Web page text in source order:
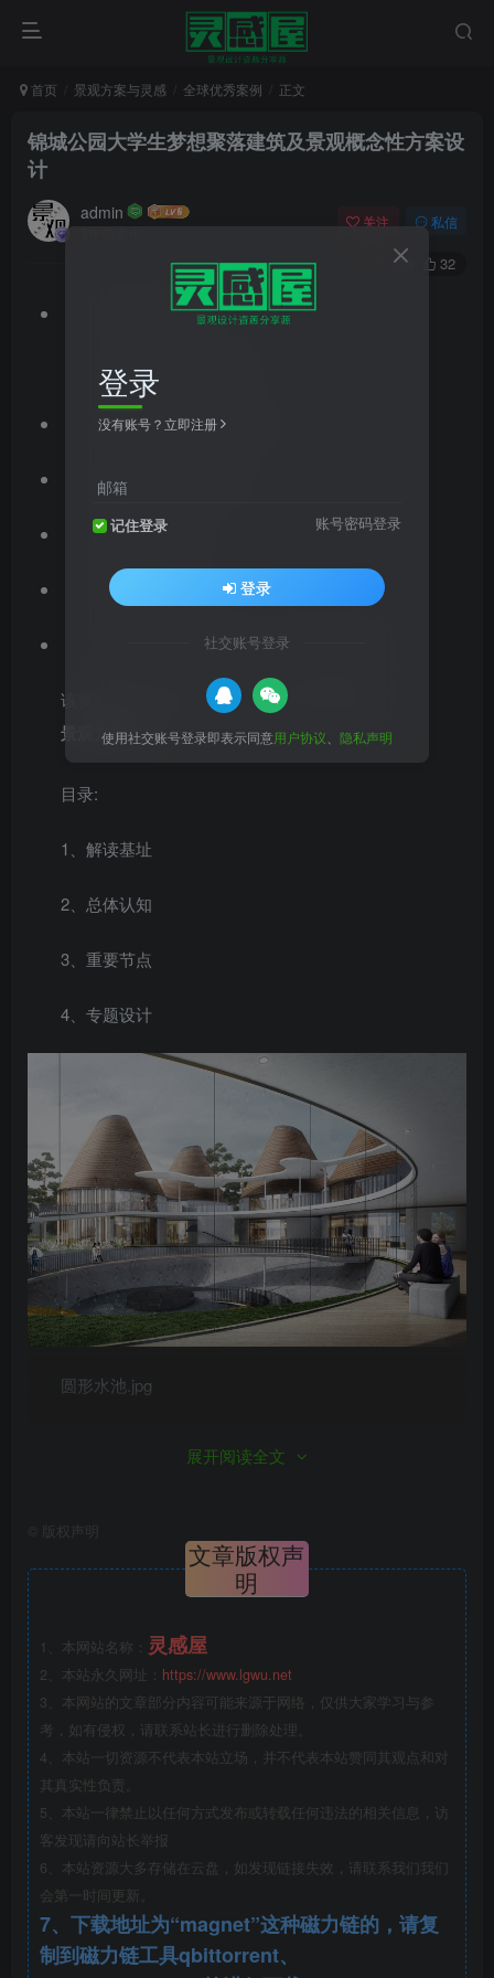
首页 景观方案与灵感 全球优秀案例 正文
锦城公园大学生梦想聚落建筑及景观概念性方案设
计
admin
3年前发布
关注 私信
464 32
文件格式：pptx
文件大小：108.05MB
文档类型：景观方案文本
设计风格：现代风格
项目位置：四川
文档格式：PDF
公园类型：综合公园,生态公园,区级公园
该资料是活力精致+共享互动公园民宿建筑及
景观方案文本
目录:
1、解读基址
2、总体认知
3、重要节点
4、专题设计
圆形水池.jpg
多变空间.jpg
展开阅读全文
版权声明
文章版权声
明
1、本网站名称： 灵感屋
2、本站永久网址： https://www.lgwu.net
3、本网站的文章部分内容可能来源于网络，仅供大家学习与参
考，如有侵权，请联系站长进行删除处理。
4、本站一切资源不代表本站立场，并不代表本站赞同其观点和对
其真实性负责。
5、本站一律禁止以任何方式发布或转载任何违法的相关信息，访
客发现请向站长举报
6、本站资源大多存储在云盘，如发现链接失效，请联系我们我们
会第一时间更新。
7、下载地址为“magnet”这种磁力链的，请复
制到磁力链工具qbittorrent、
登录
没有账号？立即注册
邮箱
记住登录 账号密码登录
登录
社交账号登录
使用社交账号登录即表示同意用户协议 隐私声明